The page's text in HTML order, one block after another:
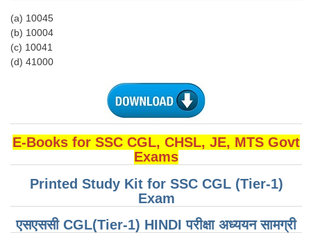
CHSL Exam Resources
CHSL Sample Paper
CHSL Study Notes
Stenographers Grade 'C&D'
SSC Junior Engineers (J.E.)
(a) 10045
(b) 10004
(c) 10041
(d) 41000
E-Books for SSC CGL, CHSL, JE, MTS Govt
Exams
Printed Study Kit for SSC CGL (Tier-1)
Exam
एसएससी CGL(Tier-1) HINDI परीक्षा ​​अध्ययन सामग्री